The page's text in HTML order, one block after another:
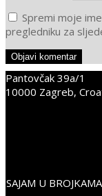
Spremi moje
pregledniku za
Pantovčak 39a/1
10000 Zagreb,
SAJAM U